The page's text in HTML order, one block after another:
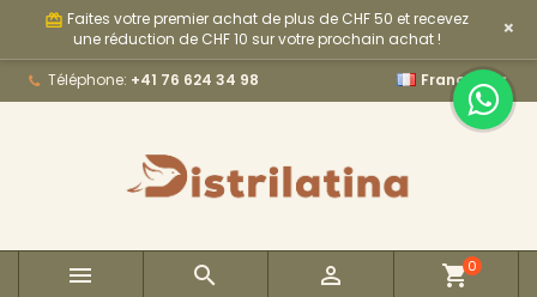
card_giftcard Faites votre premier achat de plus de CHF 50 et recevez
une réduction de CHF 10 sur votre prochain achat !
×
Téléphone: +41 76 624 34 98 Français 
   0
My wishlists ×
add_circle_outline Create new list
((modalTitle)) ×
((confirmMessage))
((cancelText)) ((modalDeleteText))
Créer une liste d'envies ×
Connexion ×
Vous devez être connecté pour ajouter des produits
Annuler Connexion